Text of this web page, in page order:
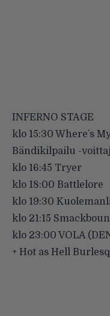
INFERNO STAGE
klo 15:30 Where’s
Bändikilpailu -
klo 16:45 Tryer
klo 18:00 Battlelore
klo 19:30
klo 21:15
klo 23:00 VOLA
+ Hot as Hell